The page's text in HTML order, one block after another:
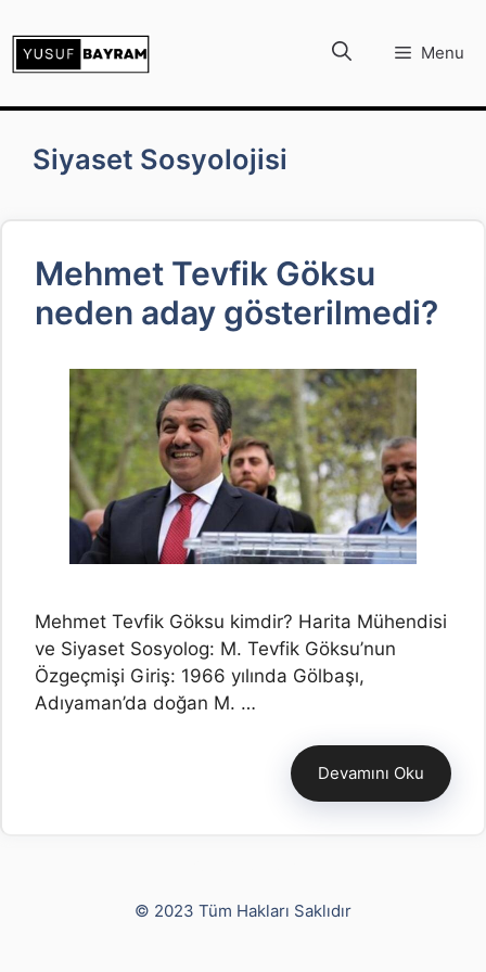
atla
Menu
Siyaset Sosyolojisi
Mehmet Tevfik Göksu
neden aday gösterilmedi?
Mehmet Tevfik Göksu kimdir? Harita Mühendisi
ve Siyaset Sosyolog: M. Tevfik Göksu’nun
Özgeçmişi Giriş: 1966 yılında Gölbaşı,
Adıyaman’da doğan M. …
Devamını Oku
© 2023 Tüm Hakları Saklıdır